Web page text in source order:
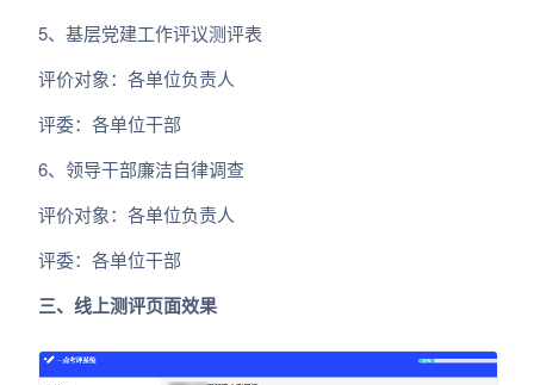
5、基层党建工作评议测评表
评价对象：各单位负责人
评委：各单位干部
6、领导干部廉洁自律调查
评价对象：各单位负责人
评委：各单位干部
三、线上测评页面效果